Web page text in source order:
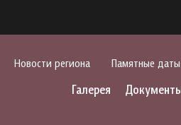
Новости региона Памятные
Галерея